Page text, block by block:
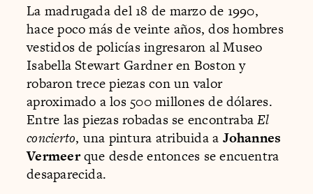
La madrugada del 18 de marzo de 1990,
hace poco más de veinte años, dos hombres
vestidos de policías ingresaron al Museo
Isabella Stewart Gardner en Boston y
robaron trece piezas con un valor
aproximado a los 500 millones de dólares.
Entre las piezas robadas se encontrabaEl
concierto, una pintura atribuida a Johannes
Vermeerque desde entonces se encuentra
desaparecida.